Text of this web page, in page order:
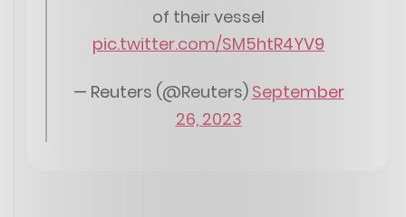
of their vessel
pic.twitter.com/SM5htR4YV9
— Reuters (@Reuters) September
26, 2023